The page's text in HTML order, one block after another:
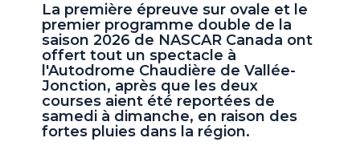
La première épreuve sur ovale et le
premier programme double de la
saison 2026 de NASCAR Canada ont
offert tout un spectacle à
l'Autodrome Chaudière de Vallée-
Jonction, après que les deux
courses aient été reportées de
samedi à dimanche, en raison des
fortes pluies dans la région.